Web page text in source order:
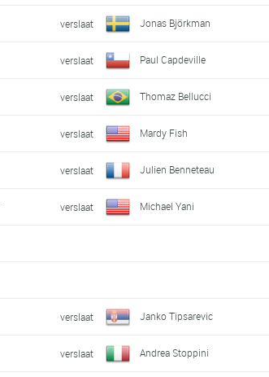
verslaat Jonas Björkman
verslaat Paul Capdeville
verslaat Thomaz Bellucci
verslaat Mardy Fish
verslaat Julien Benneteau
verslaat Michael Yani
verslaat Janko Tipsarevic
verslaat Andrea Stoppini